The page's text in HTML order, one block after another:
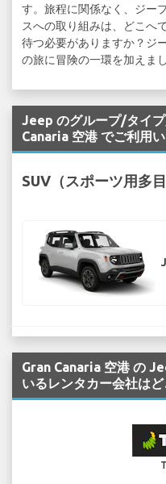
す。旅程に関係なく、ジー
スへの取り組みは、どこへ
待つ必要がありますか？ジ
の旅に冒険の一環を加えまし
Jeep のグループ/タイ
Canaria 空港 でご利用
SUV（スポーツ用多目
Gran Canaria 空港 の
いるレンタカー会社は